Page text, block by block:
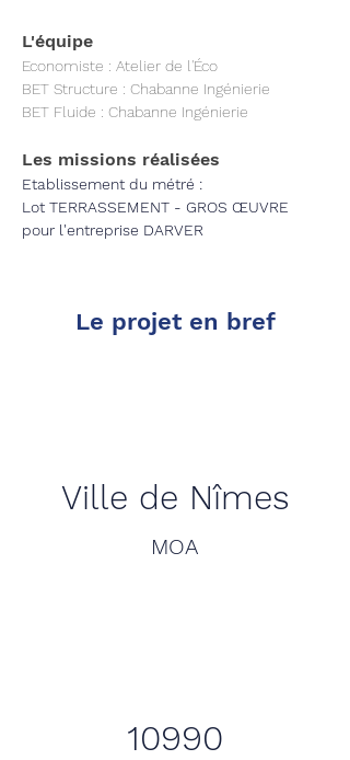
L'équipe
Economiste : Atelier de l'Éco
BET Structure : Chabanne Ingénierie
BET Fluide : Chabanne Ingénierie
Les missions réalisées
Etablissement du métré :
Lot TERRASSEMENT - GROS ŒUVRE
pour l'entreprise DARVER
Le projet en bref
Ville de Nîmes
MOA
10990